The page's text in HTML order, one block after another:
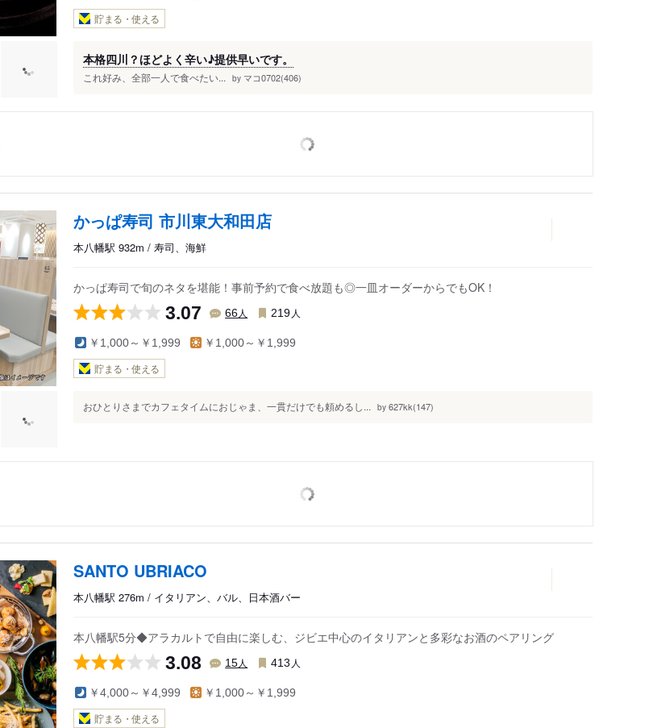
貯まる・使える
本格四川？ほどよく辛い♪提供早いです。
これ好み、全部一人で食べたい... by マコ0702(406)
かっぱ寿司 市川東大和田店
本八幡駅 932m / 寿司、海鮮
かっぱ寿司で旬のネタを堪能！事前予約で食べ放題も◎一皿オーダーからでもOK！
3.07 66人 219 人
￥1,000～￥1,999 ￥1,000～￥1,999
貯まる・使える
おひとりさまでカフェタイムにおじゃま、一貫だけでも頼めるし... by 627kk(147)
SANTO UBRIACO
本八幡駅 276m / イタリアン、バル、日本酒バー
本八幡駅5分◆アラカルトで自由に楽しむ、ジビエ中心のイタリアンと多彩なお酒のペアリング
3.08 15人 413 人
￥4,000～￥4,999 ￥1,000～￥1,999
貯まる・使える